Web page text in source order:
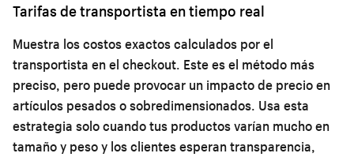
Tarifas de transportista en tiempo real
Muestra los costos exactos calculados por el
transportista en el checkout. Este es el método más
preciso, pero puede provocar un impacto de precio en
artículos pesados o sobredimensionados. Usa esta
estrategia solo cuando tus productos varían mucho en
tamaño y peso y los clientes esperan transparencia,